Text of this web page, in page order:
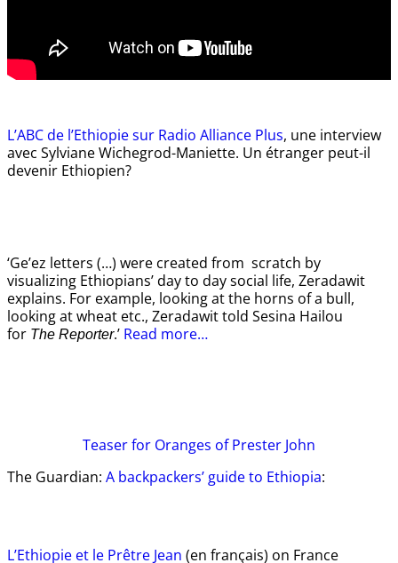
L’ABC de l’Ethiopie sur Radio Alliance Plus, une interview
avec Sylviane Wichegrod-Maniette. Un étranger peut-il
devenir Ethiopien?
‘Ge’ez letters (…) were created from scratch by
visualizing Ethiopians’ day to day social life, Zeradawit
explains. For example, looking at the horns of a bull,
looking at wheat etc., Zeradawit told Sesina Hailou
for The Reporter.’ Read more…
Teaserfor Oranges of Prester John
The Guardian: A backpackers’ guide to Ethiopia:
L’Ethiopie et le Prêtre Jean (en français) on France